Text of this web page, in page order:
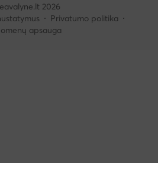
2026
Privatumo politika
apsauga